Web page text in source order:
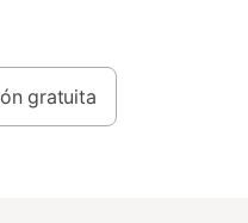
gratuita